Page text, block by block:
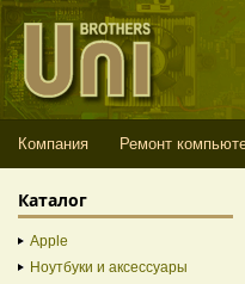
Компания Ремонт
Каталог
Apple
Ноутбуки и аксессуары